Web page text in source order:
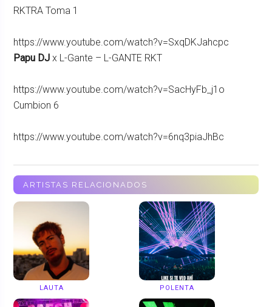
RKTRA Toma 1
https://www.youtube.com/watch?v=SxqDKJahcpc
Papu DJ x L-Gante – L-GANTE RKT
https://www.youtube.com/watch?v=SacHyFb_j1o
Cumbion 6
https://www.youtube.com/watch?v=6nq3piaJhBc
ARTISTAS RELACIONADOS
LAUTA POLENTA